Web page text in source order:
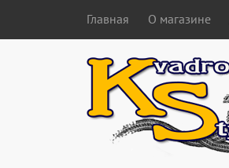
Главная О магазине